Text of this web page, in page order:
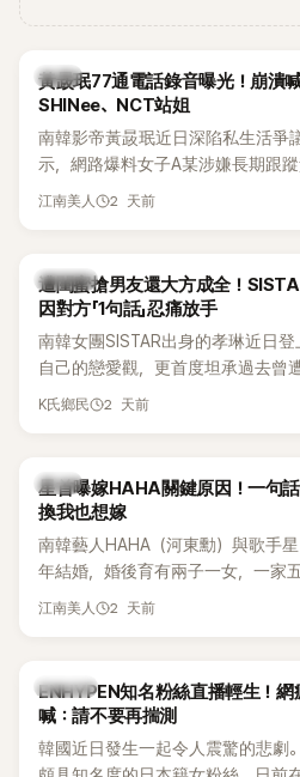
韓星
黃晸珉77通電話錄音曝光！崩潰喊
SHINee、NCT站姐
南韓影帝黃晸珉近日深陷私生活爭
示，網路爆料女子A某涉嫌長期跟
行動。不過，A並未停止發聲，持
的錄音內容，而A也首度承認自己
像團體的「站姐」，事件持續延燒。
江南美人 2 天前
K-POP
遭閨蜜搶男友還大方成全！
因對方「1句話」忍痛放手
南韓女團SISTAR出身的孝琳近日
自己的戀愛觀，更首度坦承過去曾
表示，當時選擇瀟灑放手，但如果
K氏鄉民 2 天前
韓星
星首曝嫁HAHA關鍵原因！一句
換我也想嫁
南韓藝人HAHA（河東勳）與歌手
年結婚，婚後育有兩子一女，一家
國演藝圈公認的模範夫妻。近日，
江南美人 2 天前
K-POP
ENHYPEN知名粉絲直播輕生！
喊：請不要再揣測
韓國近日發生一起令人震驚的悲劇